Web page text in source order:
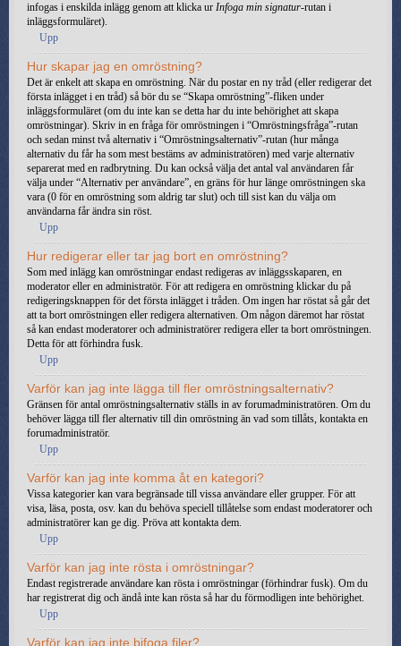
infogas i enskilda inlägg genom att klicka ur Infoga min signatur-rutan i
inläggsformuläret).
Upp
Hur skapar jag en omröstning?
Det är enkelt att skapa en omröstning. När du postar en ny tråd (eller redigerar det
första inlägget i en tråd) så bör du se “Skapa omröstning”-fliken under
inläggsformuläret (om du inte kan se detta har du inte behörighet att skapa
omröstningar). Skriv in en fråga för omröstningen i “Omröstningsfråga”-rutan
och sedan minst två alternativ i “Omröstningsalternativ”-rutan (hur många
alternativ du får ha som mest bestäms av administratören) med varje alternativ
separerat med en radbrytning. Du kan också välja det antal val användaren får
välja under “Alternativ per användare”, en gräns för hur länge omröstningen ska
vara (0 för en omröstning som aldrig tar slut) och till sist kan du välja om
användarna får ändra sin röst.
Upp
Hur redigerar eller tar jag bort en omröstning?
Som med inlägg kan omröstningar endast redigeras av inläggsskaparen, en
moderator eller en administratör. För att redigera en omröstning klickar du på
redigeringsknappen för det första inlägget i tråden. Om ingen har röstat så går det
att ta bort omröstningen eller redigera alternativen. Om någon däremot har röstat
så kan endast moderatorer och administratörer redigera eller ta bort omröstningen.
Detta för att förhindra fusk.
Upp
Varför kan jag inte lägga till fler omröstningsalternativ?
Gränsen för antal omröstningsalternativ ställs in av forumadministratören. Om du
behöver lägga till fler alternativ till din omröstning än vad som tillåts, kontakta en
forumadministratör.
Upp
Varför kan jag inte komma åt en kategori?
Vissa kategorier kan vara begränsade till vissa användare eller grupper. För att
visa, läsa, posta, osv. kan du behöva speciell tillåtelse som endast moderatorer och
administratörer kan ge dig. Pröva att kontakta dem.
Upp
Varför kan jag inte rösta i omröstningar?
Endast registrerade användare kan rösta i omröstningar (förhindrar fusk). Om du
har registrerat dig och ändå inte kan rösta så har du förmodligen inte behörighet.
Upp
Varför kan jag inte bifoga filer?